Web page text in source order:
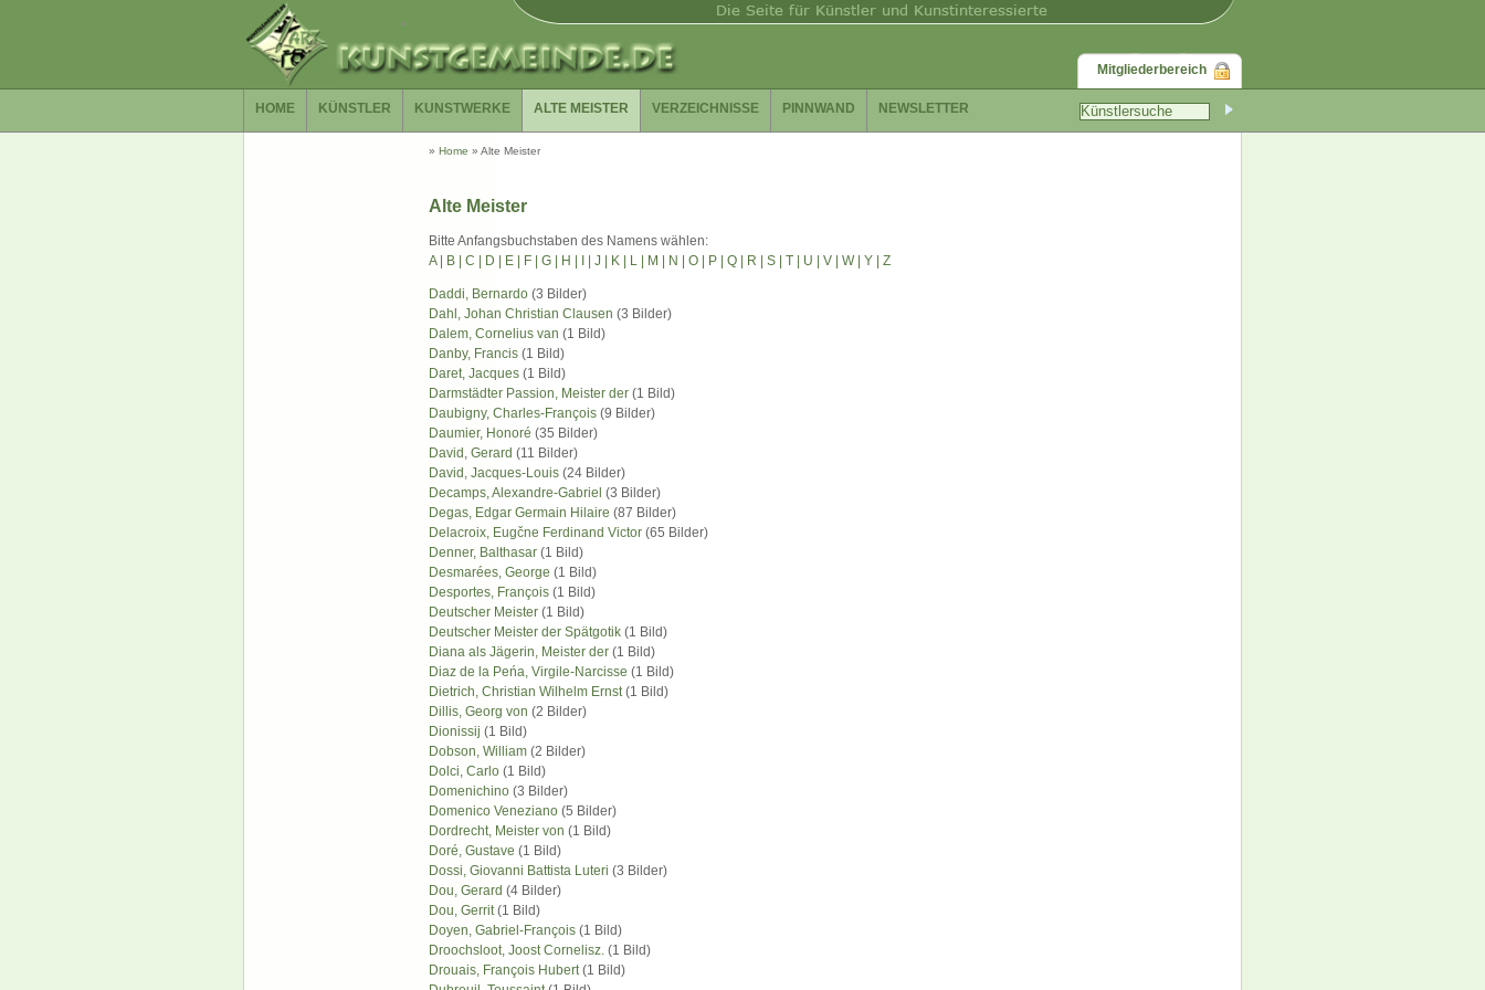
Mitgliederbereich
HOME KÜNSTLER KUNSTWERKE ALTE MEISTER VERZEICHNISSE PINNWAND NEWSLETTER
» Home » Alte Meister
Alte Meister
Bitte Anfangsbuchstaben des Namens wählen:
A |
B | C | D | E | F | G | H | J | K | L | M | N | O | P | Q | R | S | T | U | V | W | Y | Z
Daddi, Bernardo (3 Bilder)
Dahl, Johan Christian Clausen (3 Bilder)
Dalem, Cornelius van (1 Bild)
Danby, Francis (1 Bild)
Daret, Jacques (1 Bild)
Darmstädter Passion, Meister der (1 Bild)
Daubigny, Charles-François (9 Bilder)
Daumier, Honoré (35 Bilder)
David, Gerard (11 Bilder)
David, Jacques-Louis (24 Bilder)
Decamps, Alexandre-Gabriel (3 Bilder)
Degas, Edgar Germain Hilaire (87 Bilder)
Delacroix, Eugčne Ferdinand Victor (65 Bilder)
Denner, Balthasar (1 Bild)
Desmarées, George (1 Bild)
Desportes, François (1 Bild)
Deutscher Meister (1 Bild)
Deutscher Meister der Spätgotik (1 Bild)
Diana als Jägerin, Meister der (1 Bild)
Diaz de la Peńa, Virgile-Narcisse (1 Bild)
Dietrich, Christian Wilhelm Ernst(1 Bild)
Dillis, Georg von (2 Bilder)
Dionissij (1 Bild)
Dobson, William (2 Bilder)
Dolci, Carlo (1 Bild)
Domenichino (3 Bilder)
Domenico Veneziano (5 Bilder)
Dordrecht, Meister von (1 Bild)
Doré, Gustave (1 Bild)
Dossi, Giovanni Battista Luteri (3 Bilder)
Dou, Gerard (4 Bilder)
Dou, Gerrit(1 Bild)
Doyen, Gabriel-François (1 Bild)
Droochsloot, Joost Cornelisz. (1 Bild)
Drouais, François Hubert(1 Bild)